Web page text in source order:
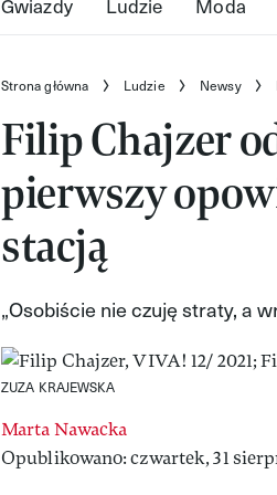
Strona główna Ludzie Newsy
Filip Chajzer
pierwszy
stacją
„Osobiście nie czuję straty, a
ZUZA KRAJEWSKA
Marta Nawacka
Opublikowano: czwartek, 31